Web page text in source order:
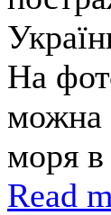
На
можна
моря в
Read